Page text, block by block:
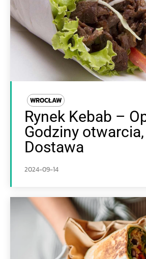
WROCŁAW
Rynek Kebab –
Godziny
Dostawa
2024-09-14